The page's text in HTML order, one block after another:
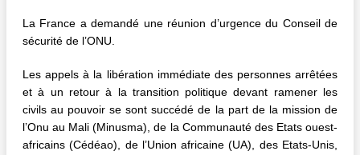
La France a demandé une réunion d’urgence du Conseil de
sécurité de l’ONU.
Les appels à la libération immédiate des personnes arrêtées
et à un retour à la transition politique devant ramener les
civils au pouvoir se sont succédé de la part de la mission de
l’Onu au Mali (Minusma), de la Communauté des Etats ouest-
africains (Cédéao), de l’Union africaine (UA), des Etats-Unis,